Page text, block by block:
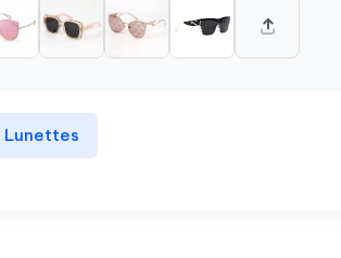
Lunettes